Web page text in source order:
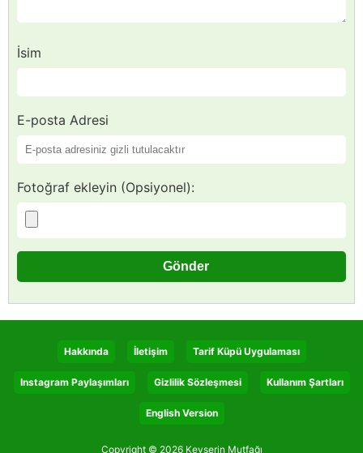
İsim
E-posta Adresi
Fotoğraf ekleyin (Opsiyonel):
Hakkında İletişim Tarif Küpü Uygulaması
Instagram Paylaşımları Gizlilik Sözleşmesi Kullanım Şartları
English Version
Copyright © 2026 Kevserin Mutfağı